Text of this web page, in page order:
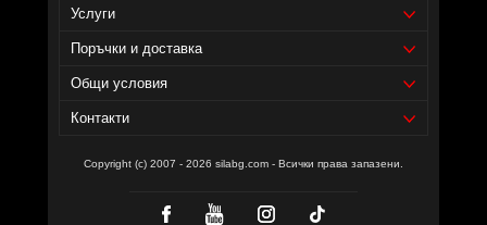
Услуги
Поръчки и доставка
Общи условия
Контакти
Copyright (c) 2007 - 2026 silabg.com - Всички права запазени.